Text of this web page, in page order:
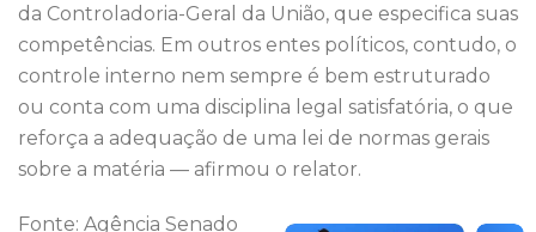
da Controladoria-Geral da União, que especifica suas
competências. Em outros entes políticos, contudo, o
controle interno nem sempre é bem estruturado
ou conta com uma disciplina legal satisfatória, o que
reforça a adequação de uma lei de normas gerais
sobre a matéria — afirmou o relator.
Fonte: Agência Senado